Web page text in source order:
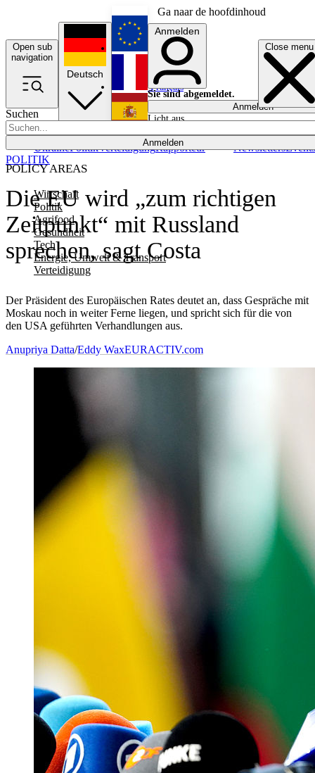
Ga naar de hoofdinhoud
Open sub
navigation
Close menu
Suchen
Anmelden
POLICY AREAS
Wirtschaft
Politik
Agrifood
Gesundheit
Tech
Energie, Umwelt & Transport
Verteidigung
UkrainePolitikVerteidigungRapporteur NewslettersEvents
Deutsch
English
Français
Anmelden
Sie sind abgemeldet.
Anmelden
Licht aus
Die EU wird „zum richtigen
Zeitpunkt“ mit Russland
sprechen, sagt Costa
Der Präsident des Europäischen Rates deutet an, dass Gespräche mit
Moskau noch in weiter Ferne liegen, und spricht sich für die von
den USA geführten Verhandlungen aus.
POLITIK
Anupriya Datta/Eddy WaxEURACTIV.com